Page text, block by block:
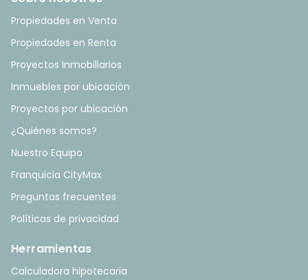
Propiedades en Venta
Propiedades en Renta
Proyectos Inmobiliarios
Inmuebles por ubicación
Proyectos por ubicación
¿Quiénes somos?
Nuestro Equipo
Franquicia CityMax
Preguntas frecuentes
Políticas de privacidad
Herramientas
Calculadora hipotecaria